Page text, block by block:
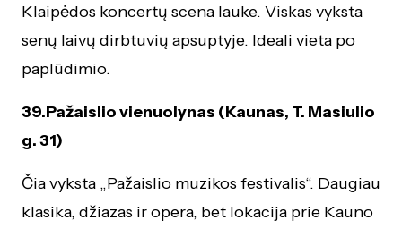
Klaipėdos koncertų scena lauke. Viskas vyksta
senų laivų dirbtuvių apsuptyje. Ideali vieta po
paplūdimio.
39.Pažaislio vienuolynas (Kaunas, T. Masiulio
g. 31)
Čia vyksta „Pažaislio muzikos festivalis“. Daugiau
klasika, džiazas ir opera, bet lokacija prie Kauno